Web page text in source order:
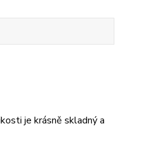
je krásně skladný a